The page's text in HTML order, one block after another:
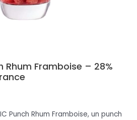
Rhum Framboise – 28%
Punch Rhum Framboise, un punch